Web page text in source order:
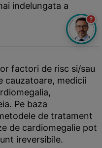
indelungata a
factori de risc si/sau
cauzatoare, medicii
Pe baza
de tratament
de cardiomegalie pot
ireversibile.
?